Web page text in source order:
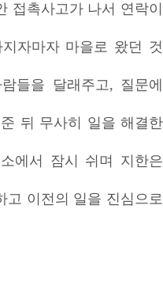
접촉사고가 나서 연락이
자마자 마을로 왔던 것
들을 달래주고, 질문에
뒤 무사히 일을 해결한
에서 잠시 쉬며 지한은
고 이전의 일을 진심으로